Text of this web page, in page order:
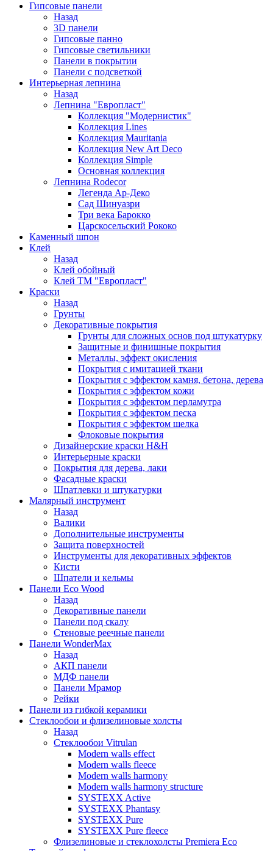
Гипсовые панели
Назад
3D панели
Гипсовые панно
Гипсовые светильники
Панели в покрытии
Панели с подсветкой
Интерьерная лепнина
Назад
Лепнина "Европласт"
Коллекция "Модернистик"
Коллекция Lines
Коллекция Mauritania
Коллекция New Art Deco
Коллекция Simple
Основная коллекция
Лепнина Rodecor
Легенда Ар-Деко
Сад Шинуазри
Три века Барокко
Царскосельский Рококо
Каменный шпон
Клей
Назад
Клей обойный
Клей ТМ "Европласт"
Краски
Назад
Грунты
Декоративные покрытия
Грунты для сложных основ под штукатурку
Защитные и финишные покрытия
Металлы, эффект окисления
Покрытия с имитацией ткани
Покрытия с эффектом камня, бетона, дерева
Покрытия с эффектом кожи
Покрытия с эффектом перламутра
Покрытия с эффектом песка
Покрытия с эффектом шелка
Флоковые покрытия
Дизайнерские краски H&H
Интерьерные краски
Покрытия для дерева, лаки
Фасадные краски
Шпатлевки и штукатурки
Малярный инструмент
Назад
Валики
Дополнительные инструменты
Защита поверхностей
Инструменты для декоративных эффектов
Кисти
Шпатели и кельмы
Панели Eco Wood
Назад
Декоративные панели
Панели под скалу
Стеновые реечные панели
Панели WonderMax
Назад
АКП панели
МДФ панели
Панели Мрамор
Рейки
Панели из гибкой керамики
Стеклообои и флизелиновые холсты
Назад
Стеклообои Vitrulan
Modern walls effect
Modern walls fleece
Modern walls harmony
Modern walls harmony structure
SYSTEXX Active
SYSTEXX Phantasy
SYSTEXX Pure
SYSTEXX Pure fleece
Флизелиновые и стеклохолсты Premiera Eco